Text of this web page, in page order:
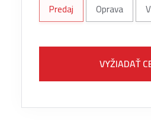
Predaj Oprava
VYŽIADAŤ